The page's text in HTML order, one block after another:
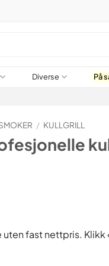
Diverse På
/ KULLGRILL
fast nettpris. Klikk